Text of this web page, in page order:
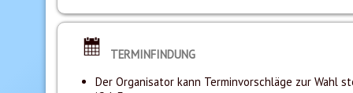
TERMINFINDUNG
Der Organisator kann Terminvorschläge zur Wahl